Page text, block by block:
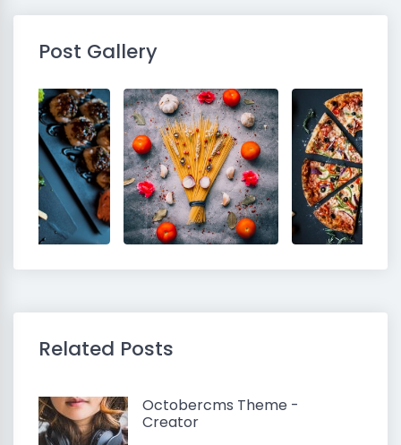
Post Gallery
Related Posts
Octobercms Theme -
Creator